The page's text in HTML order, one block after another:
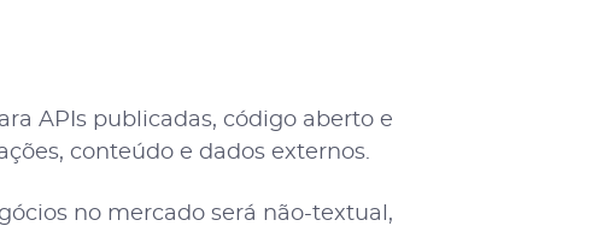
APIs publicadas, código aberto e
conteúdo e dados externos.
no mercado será não-textual,